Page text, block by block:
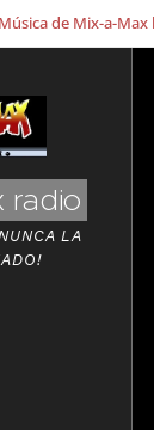
Música de Mix-a-Max
radio
LA